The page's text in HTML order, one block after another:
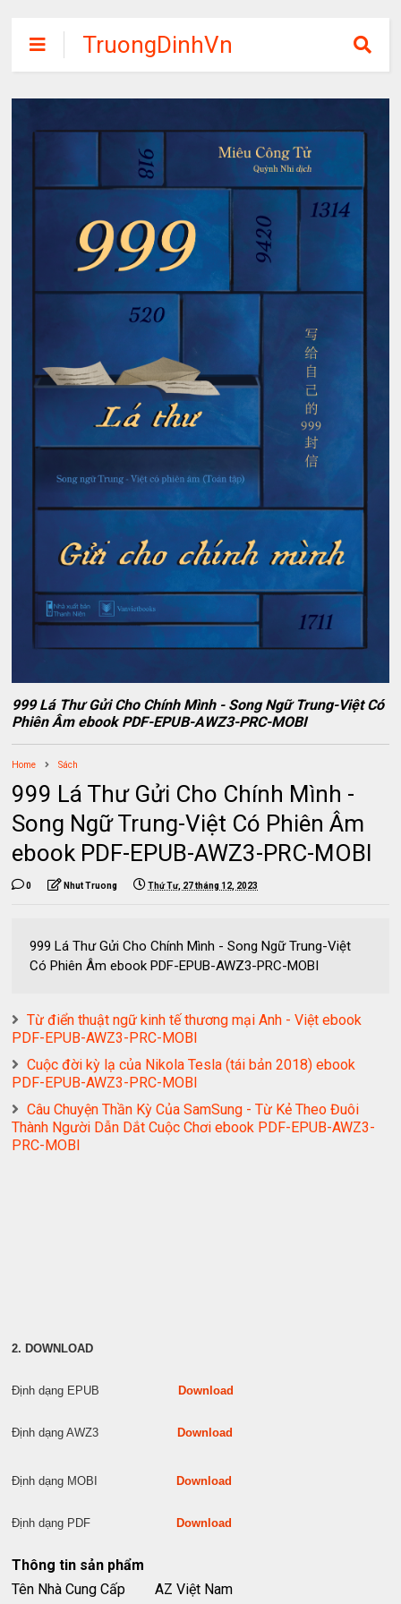
TruongDinhVn
Chia sẽ ebook,
các khóa học,
phần mềm học
tập miễn phí
999 Lá Thư Gửi Cho Chính Mình - Song Ngữ Trung-Việt Có
Phiên Âm ebook PDF-EPUB-AWZ3-PRC-MOBI
Home Sách
999 Lá Thư Gửi Cho Chính Mình -
Song Ngữ Trung-Việt Có Phiên Âm
ebook PDF-EPUB-AWZ3-PRC-MOBI
0 Nhut Truong Thứ Tư, 27 tháng 12, 2023
999 Lá Thư Gửi Cho Chính Mình - Song Ngữ Trung-Việt
Có Phiên Âm ebook PDF-EPUB-AWZ3-PRC-MOBI
Từ điển thuật ngữ kinh tế thương mại Anh - Việt ebook
PDF-EPUB-AWZ3-PRC-MOBI
Cuộc đời kỳ lạ của Nikola Tesla (tái bản 2018) ebook
PDF-EPUB-AWZ3-PRC-MOBI
Câu Chuyện Thần Kỳ Của SamSung - Từ Kẻ Theo Đuôi
Thành Người Dẫn Dắt Cuộc Chơi ebook PDF-EPUB-AWZ3-
PRC-MOBI
2. DOWNLOAD
Định dạng EPUB Download
Định dạng AWZ3 Download
Định dạng MOBI Download
Định dạng PDF Download
Thông tin sản phẩm
Tên Nhà Cung Cấp
AZ Việt Nam